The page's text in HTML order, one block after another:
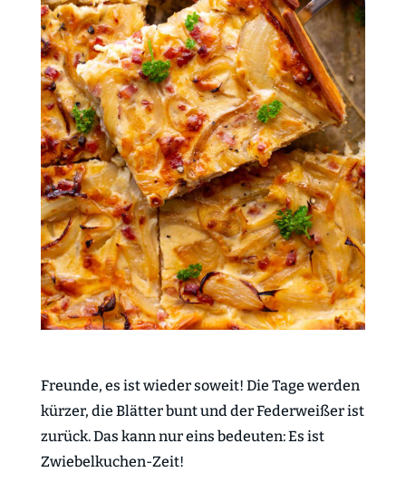
Freunde, es ist wieder soweit! Die Tage werden
kürzer, die Blätter bunt und der Federweißer ist
zurück. Das kann nur eins bedeuten: Es ist
Zwiebelkuchen-Zeit!